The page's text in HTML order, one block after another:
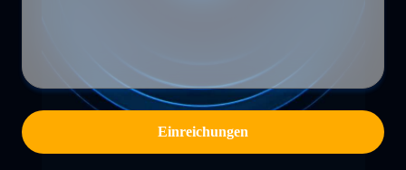
Einreichungen